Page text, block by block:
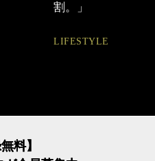
割。」
LIFESTYLE
料】